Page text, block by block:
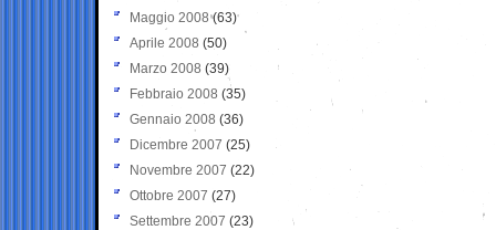
Maggio 2008(63)
Aprile 2008 (50)
Marzo 2008 (39)
Febbraio 2008 (35)
Gennaio 2008 (36)
Dicembre 2007 (25)
Novembre 2007 (22)
Ottobre 2007 (27)
Settembre 2007 (23)